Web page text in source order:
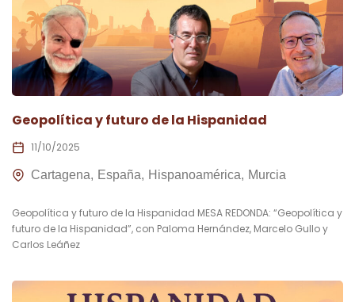
Geopolítica y futuro de la Hispanidad
11/10/2025
Cartagena España Hispanoamérica Murcia
Geopolítica y futuro de la Hispanidad MESA REDONDA: “Geopolítica y
futuro de la Hispanidad”, con Paloma Hernández, Marcelo Gullo y
Carlos Leáñez